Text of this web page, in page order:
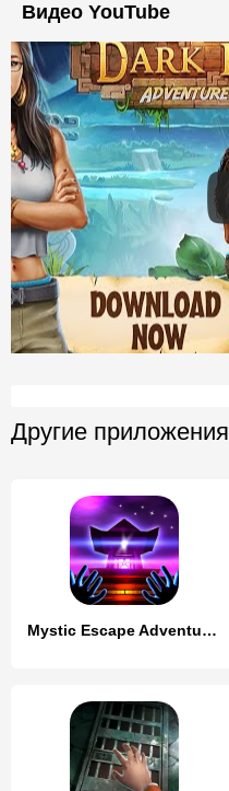
Видео YouTube
Другие приложения
Mystic Escape Adventure Puzzle